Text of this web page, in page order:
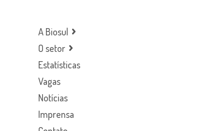
A Biosul
O setor
Estatísticas
Vagas
Notícias
Imprensa